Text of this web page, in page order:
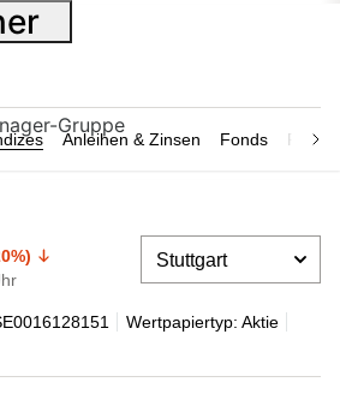
Anleihen & Zinsen Fonds
Wertpapiertyp: Aktie
Gruppe